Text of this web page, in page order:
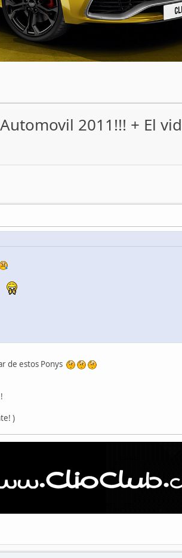
2011!!! + El
de estos Ponys
)